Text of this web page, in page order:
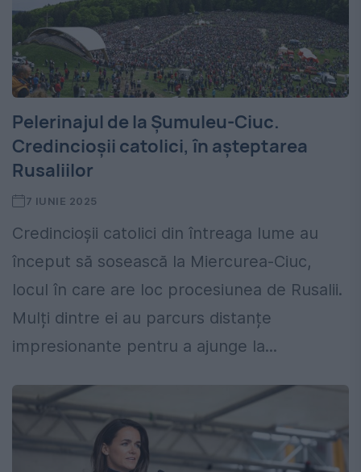
Pelerinajul de la Şumuleu-Ciuc.
Credincioșii catolici, în așteptarea
Rusaliilor
7 IUNIE 2025
Credincioșii catolici din întreaga lume au
început să sosească la Miercurea-Ciuc,
locul în care are loc procesiunea de Rusalii.
Mulți dintre ei au parcurs distanțe
impresionante pentru a ajunge la...